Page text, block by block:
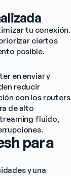
tu conexión.
ciertos
posible.
en enviar y
reducir
con los routers
de alto
fluido,
para
y una